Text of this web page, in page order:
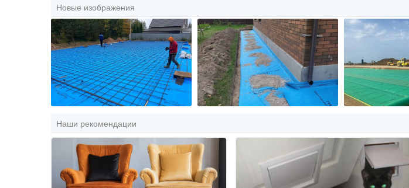
Новые изображения
Наши рекомендации